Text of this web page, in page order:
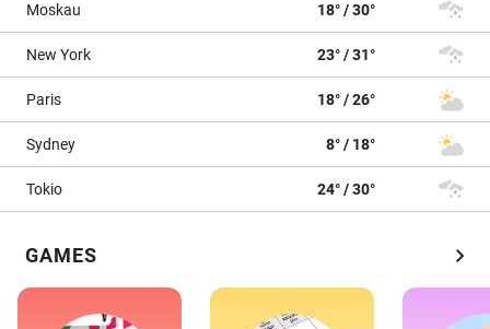
Moskau 18° / 30°
New York 23° / 31°
Paris 18° / 26°
Sydney 8° / 18°
Tokio 24° / 30°
GAMES chevron_right